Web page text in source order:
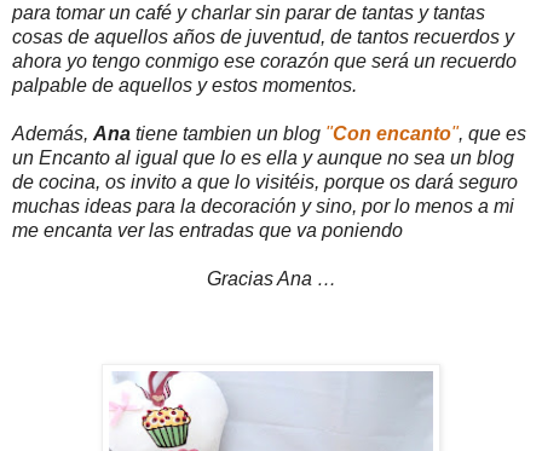
para tomar un café y charlar sin parar de tantas y tantas
cosas de aquellos años de juventud, de tantos recuerdos y
ahora yo tengo conmigo ese corazón que será un recuerdo
palpable de aquellos y estos momentos.
Además, Ana tiene tambien un blog "Con encanto", que es
un Encanto al igual que lo es ella y aunque no sea un blog
de cocina, os invito a que lo visitéis, porque os dará seguro
muchas ideas para la decoración y sino, por lo menos a mi
me encanta ver las entradas que va poniendo
Gracias Ana …